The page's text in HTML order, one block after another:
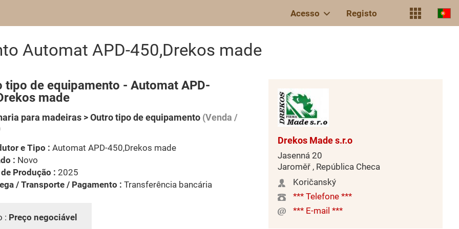
Acesso Registo
Automat APD-450,Drekos made
tipo de equipamento - Automat APD-
made
para madeiras > Outro tipo de equipamento (Venda /
e Tipo : Automat APD-450,Drekos made
: Novo
Produção : 2025
/ Transporte / Pagamento : Transferência bancária
: Preço negociável
Drekos Made s.r.o
Jasenná 20
Jaroměř , República Checa
Koričanský
*** Telefone ***
*** E-mail ***